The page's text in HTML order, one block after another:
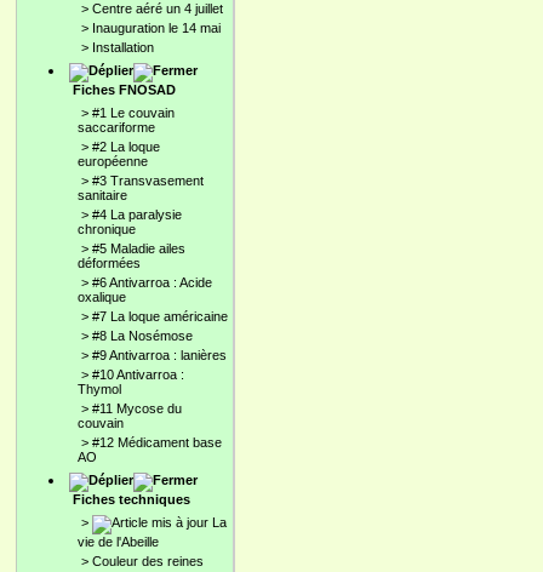
> Centre aéré un 4 juillet
> Inauguration le 14 mai
> Installation
Fiches FNOSAD
> #1 Le couvain
saccariforme
> #2 La loque
européenne
> #3 Transvasement
sanitaire
> #4 La paralysie
chronique
> #5 Maladie ailes
déformées
> #6 Antivarroa : Acide
oxalique
> #7 La loque américaine
> #8 La Nosémose
> #9 Antivarroa : lanières
> #10 Antivarroa :
Thymol
> #11 Mycose du
couvain
> #12 Médicament base
AO
Fiches techniques
>
La
vie de l'Abeille
> Couleur des reines